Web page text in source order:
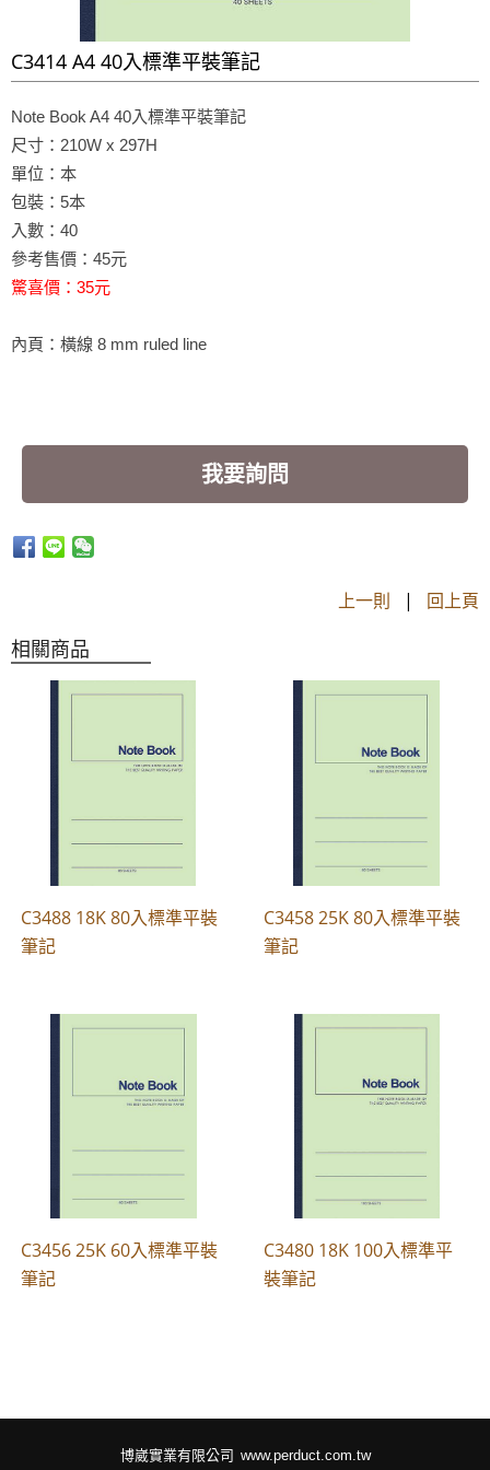
C3414 A4 40入標準平裝筆記
Note Book A4 40入標準平裝筆記
尺寸：210W x 297H
單位：本
包裝：5本
入數：40
參考售價：45元
驚喜價：35元
內頁：橫線 8 mm ruled line
我要詢問
上一則 | 回上頁
相關商品
C3488 18K 80入標準平裝
筆記
C3458 25K 80入標準平裝
筆記
C3456 25K 60入標準平裝
筆記
C3480 18K 100入標準平
裝筆記
博崴實業有限公司 www.perduct.com.tw